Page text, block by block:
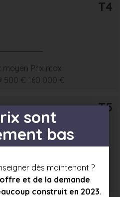
T4
moyen
500 €
Prix max
160 000 €
T5
moyen
500 €
Prix max
175 000 €
sont
bas
dès maintenant ?
offre et de la demande.
construit en 2023.